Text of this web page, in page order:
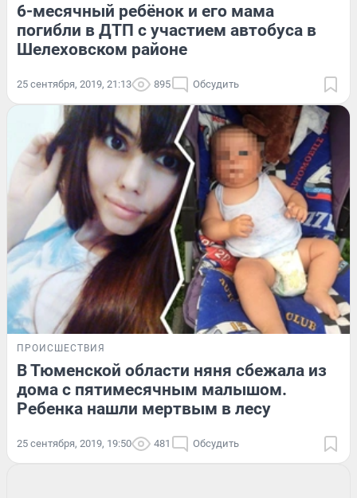
6-месячный ребёнок и его мама
погибли в ДТП с участием автобуса в
Шелеховском районе
25 сентября, 2019, 21:13 895 Обсудить
ПРОИСШЕСТВИЯ
В Тюменской области няня сбежала из
дома с пятимесячным малышом.
Ребенка нашли мертвым в лесу
25 сентября, 2019, 19:50 481 Обсудить